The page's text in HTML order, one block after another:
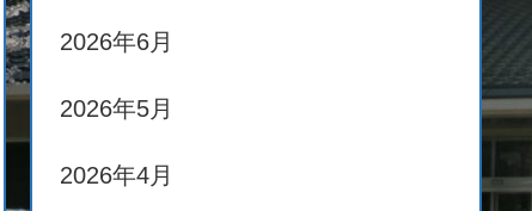
2026年6月
2026年5月
2026年4月